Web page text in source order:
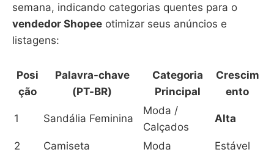
semana, indicando categorias quentes para o
vendedor Shopee otimizar seus anúncios e
listagens:
Posi
ção
Palavra-chave
(PT-BR)
Categoria
Principal
Crescim
ento
1 Sandália Feminina
Moda /
Calçados
Alta
2 Camiseta Moda Estável